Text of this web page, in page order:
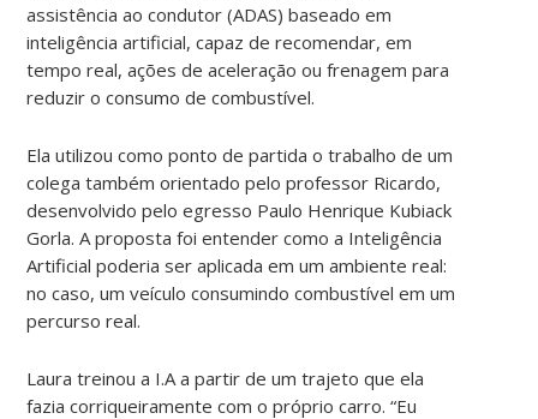
assistência ao condutor (ADAS) baseado em
inteligência artificial, capaz de recomendar, em
tempo real, ações de aceleração ou frenagem para
reduzir o consumo de combustível.
Ela utilizou como ponto de partida o trabalho de um
colega também orientado pelo professor Ricardo,
desenvolvido pelo egresso Paulo Henrique Kubiack
Gorla. A proposta foi entender como a Inteligência
Artificial poderia ser aplicada em um ambiente real:
no caso, um veículo consumindo combustível em um
percurso real.
Laura treinou a I.A a partir de um trajeto que ela
fazia corriqueiramente com o próprio carro. “Eu